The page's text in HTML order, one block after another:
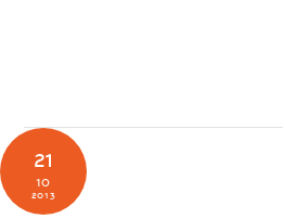
21
10
2013